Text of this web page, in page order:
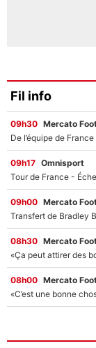
Fil info
09h30 Mercato
09h17 Omnisport
09h00 Mercato
08h30 Mercato
08h00 Mercato